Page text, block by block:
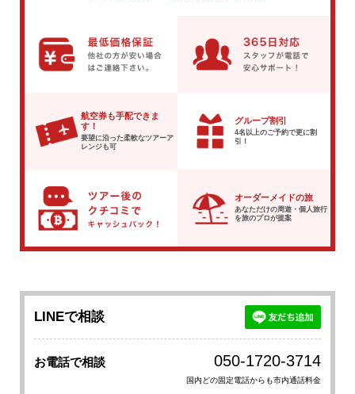
航空券も手配できま
す！
要望に沿った柔軟なツアーア
レンジも可
グループ割引
4名以上のご予約で更に割
引！
オーダーメイドの旅
あなただけの周遊・個人旅行
を旅のプロが提案
LINEで相談
お電話で相談 050-1720-3714
国内どの固定電話からも市内通話料金